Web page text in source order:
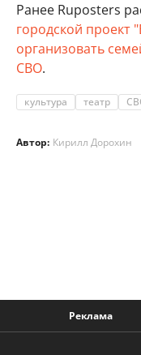
Ранее Ruposters
городской проект
организовать
СВО.
культура театр
Автор: Кирилл Дорохин
Реклама